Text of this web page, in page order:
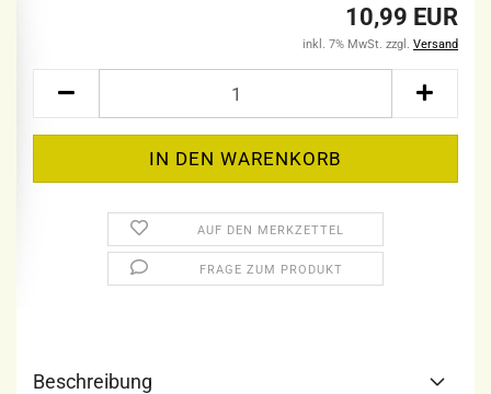
10,99 EUR
inkl. 7% MwSt. zzgl. Versand
AUF DEN MERKZETTEL
FRAGE ZUM PRODUKT
Beschreibung